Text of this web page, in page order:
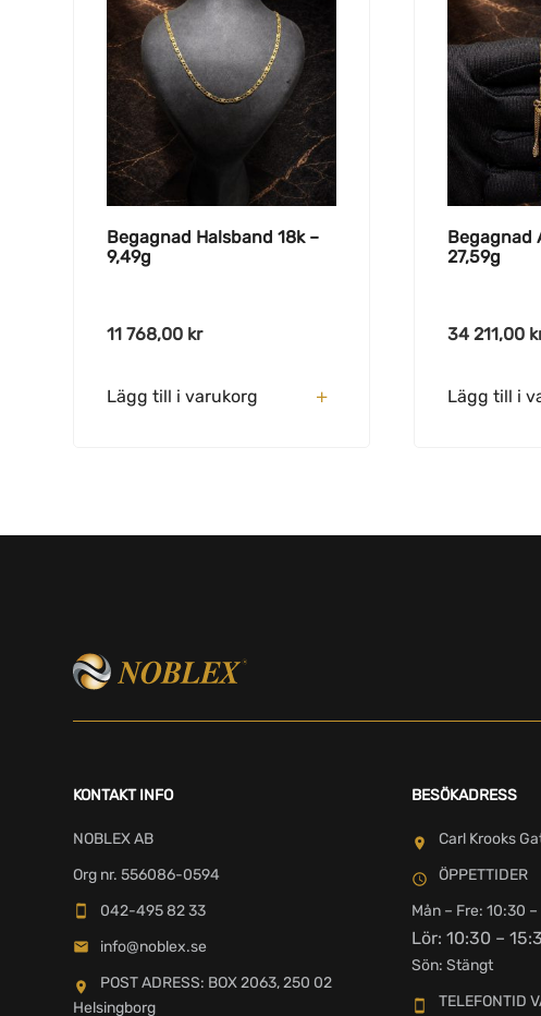
Begagnad Halsband 18k –
9,49g
11 768,00 kr
Lägg till i varukorg
Begagnad
27,59g
34 211,00
Lägg till i
KONTAKT INFO
NOBLEX AB
Org nr. 556086-0594
042-495 82 33
info@noblex.se
POST ADRESS: BOX 2063, 250 02
Helsingborg
BESÖKADRESS
Carl Krooks
ÖPPETTIDER
Mån – Fre: 10:30 –
Lör: 10:30 –
Sön: Stängt
TELEFONTID